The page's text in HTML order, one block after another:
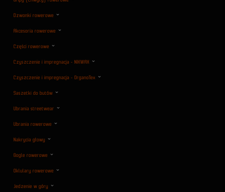
Dzwonki rowerowe
Akcesoria rowerowe
Części rowerowe
Czyszczenie i impregnacja - NIKWAX
Czyszczenie i impregnacja - OrganoTex
Saszetki do butów
Ubrania streetwear
Ubrania rowerowe
Nakrycia głowy
Gogle rowerowe
Oklulary rowerowe
Jedzenie w góry